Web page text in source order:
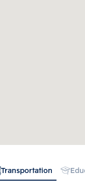
Transportation